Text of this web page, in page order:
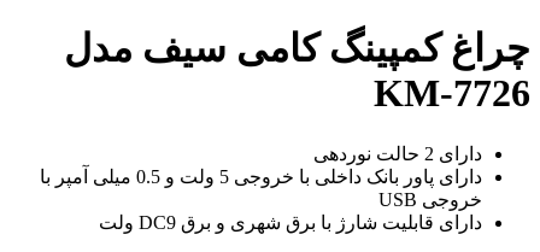
چراغ کمپینگ کامی سیف مدل
KM-7726
دارای 2 حالت نوردهی
دارای پاور بانک داخلی با خروجی 5 ولت و 0.5 میلی آمپر با
خروجی USB
دارای قابلیت شارژ با برق شهری و برق DC9 ولت